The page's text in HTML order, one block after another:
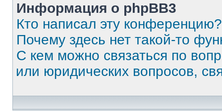
Информация о phpBB3
Кто написал эту конференцию?
Почему здесь нет такой-то
С кем можно связаться по
или юридических вопросов,